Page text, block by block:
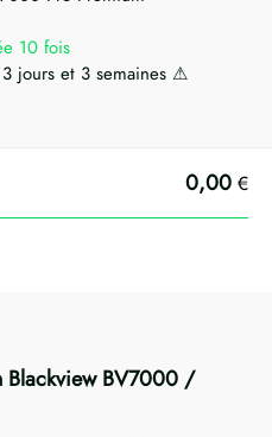
10 fois
jours et 3 semaines ⚠
0,00 €
Blackview BV7000 /